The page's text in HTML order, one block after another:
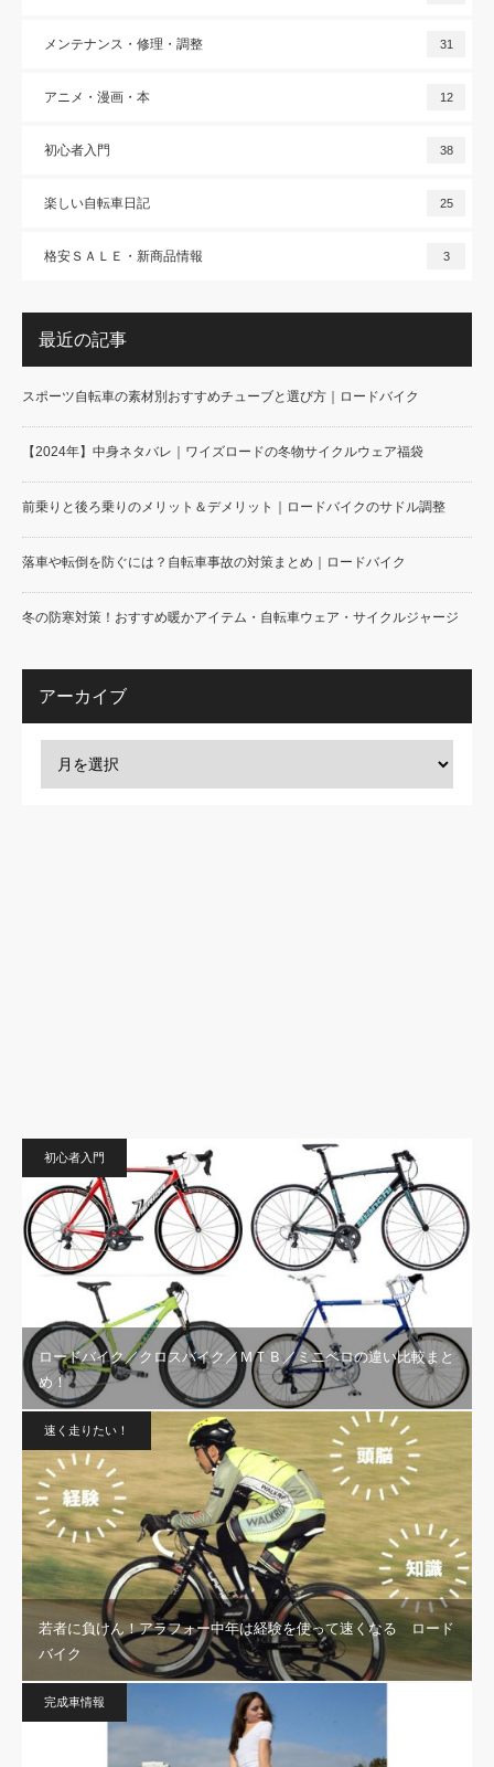
メンテナンス・修理・調整 31
アニメ・漫画・本 12
初心者入門 38
楽しい自転車日記 25
格安ＳＡＬＥ・新商品情報 3
最近の記事
スポーツ自転車の素材別おすすめチューブと選び方｜ロードバイク
【2024年】中身ネタバレ｜ワイズロードの冬物サイクルウェア福袋
前乗りと後ろ乗りのメリット＆デメリット｜ロードバイクのサドル調整
落車や転倒を防ぐには？自転車事故の対策まとめ｜ロードバイク
冬の防寒対策！おすすめ暖かアイテム・自転車ウェア・サイクルジャージ
アーカイブ
初心者入門
ロードバイク／クロスバイク／ＭＴＢ／ミニベロの違い比較まと
め！
速く走りたい！
若者に負けん！アラフォー中年は経験を使って速くなる ロード
バイク
完成車情報